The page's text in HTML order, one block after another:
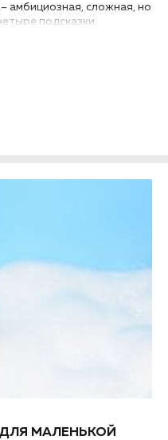
амбициозная, сложная, но
подсказки,
МАЛЕНЬКОЙ